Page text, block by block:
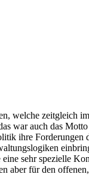
welche zeitgleich
war auch das
ihre Forderungen
sehr spezielle
aber für den